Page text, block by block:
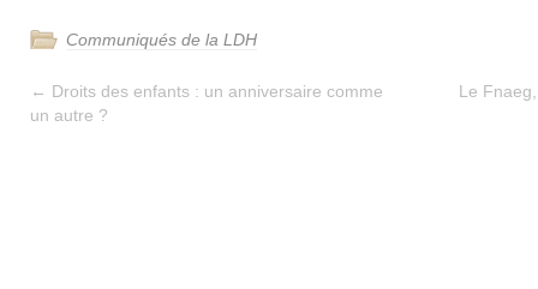
Communiqués de la LDH
← Droits des enfants : un anniversaire comme
un autre ?
Le